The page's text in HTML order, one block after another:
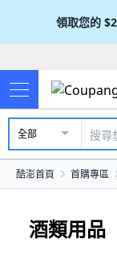
領取您的
全部
酷澎首頁 首購專區
酒類用品